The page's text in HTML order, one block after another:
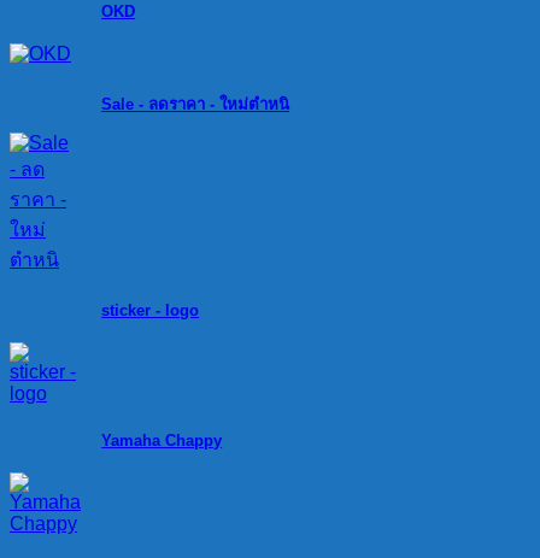
OKD
Sale - ลดราคา - ใหม่ตำหนิ
sticker - logo
Yamaha Chappy